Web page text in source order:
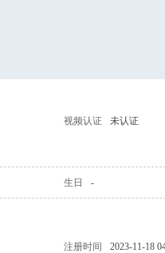
视频认证 未认证
生日 -
注册时间
2023-11-18